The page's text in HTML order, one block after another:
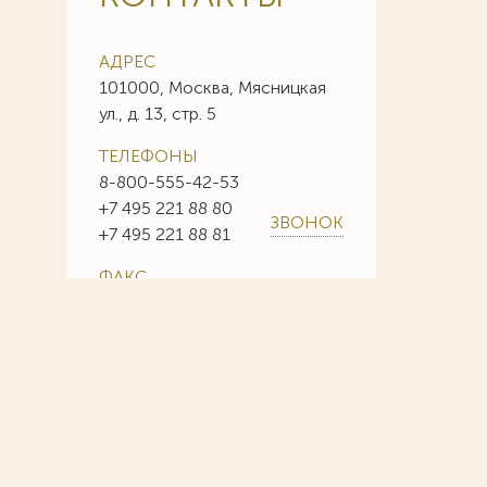
АДРЕС
101000, Москва, Мясницкая
ул., д. 13, стр. 5
ТЕЛЕФОНЫ
8-800-555-42-53
+7 495 221 88 80
+7 495 221 88 81
ЗВОНОК
ФАКС